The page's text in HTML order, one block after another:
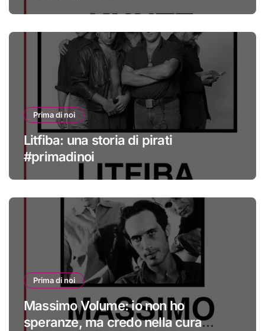
Prima di noi
Litfiba: una storia di pirati
#primadinoi
Prima di noi
Massimo Volume: io non ho
speranze, ma credo nella cura